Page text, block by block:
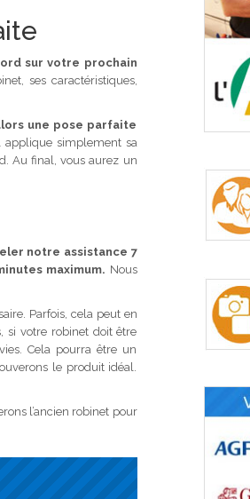
sur votre prochain
ses caractéristiques,
une pose parfaite
applique simplement sa
Au final, vous aurez un
notre assistance 7
maximum. Nous
Parfois, cela peut en
si votre robinet doit être
Cela pourra être un
le produit idéal.
l’ancien robinet pour